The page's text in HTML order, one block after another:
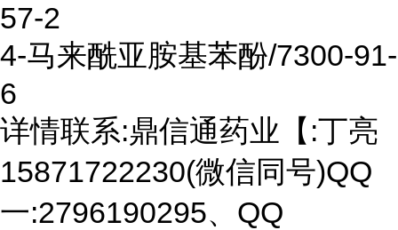
57-2
4-马来酰亚胺基苯酚/7300-91-
6
详情联系:鼎信通药业【:丁亮
15871722230(微信同号)QQ
一:2796190295、QQ